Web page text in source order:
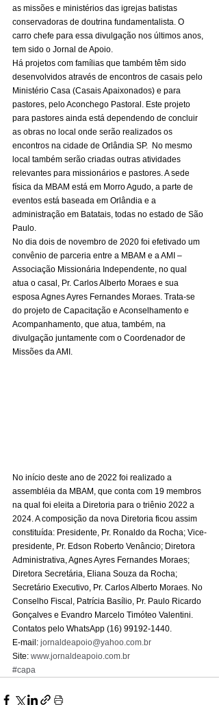
as missões e ministérios das igrejas batistas
conservadoras de doutrina fundamentalista. O
carro chefe para essa divulgação nos últimos anos,
tem sido o Jornal de Apoio.
Há projetos com famílias que também têm sido
desenvolvidos através de encontros de casais pelo
Ministério Casa (Casais Apaixonados) e para
pastores, pelo Aconchego Pastoral. Este projeto
para pastores ainda está dependendo de concluir
as obras no local onde serão realizados os
encontros na cidade de Orlândia SP.  No mesmo
local também serão criadas outras atividades
relevantes para missionários e pastores. A sede
física da MBAM está em Morro Agudo, a parte de
eventos está baseada em Orlândia e a
administração em Batatais, todas no estado de São
Paulo.
No dia dois de novembro de 2020 foi efetivado um
convênio de parceria entre a MBAM e a AMI –
Associação Missionária Independente, no qual
atua o casal, Pr. Carlos Alberto Moraes e sua
esposa Agnes Ayres Fernandes Moraes. Trata-se
do projeto de Capacitação e Aconselhamento e
Acompanhamento, que atua, também, na
divulgação juntamente com o Coordenador de
Missões da AMI.
No início deste ano de 2022 foi realizado a
assembléia da MBAM, que conta com 19 membros
na qual foi eleita a Diretoria para o triênio 2022 a
2024. A composição da nova Diretoria ficou assim
constituída: Presidente, Pr. Ronaldo da Rocha; Vice-
presidente, Pr. Edson Roberto Venâncio; Diretora
Administrativa, Agnes Ayres Fernandes Moraes;
Diretora Secretária, Eliana Souza da Rocha;
Secretário Executivo, Pr. Carlos Alberto Moraes. No
Conselho Fiscal, Patrícia Basílio, Pr. Paulo Ricardo
Gonçalves e Evandro Marcelo Timóteo Valentini.
Contatos pelo WhatsApp (16) 99192-1440.
E-mail: jornaldeapoio@yahoo.com.br
Site: www.jornaldeapoio.com.br
#capa